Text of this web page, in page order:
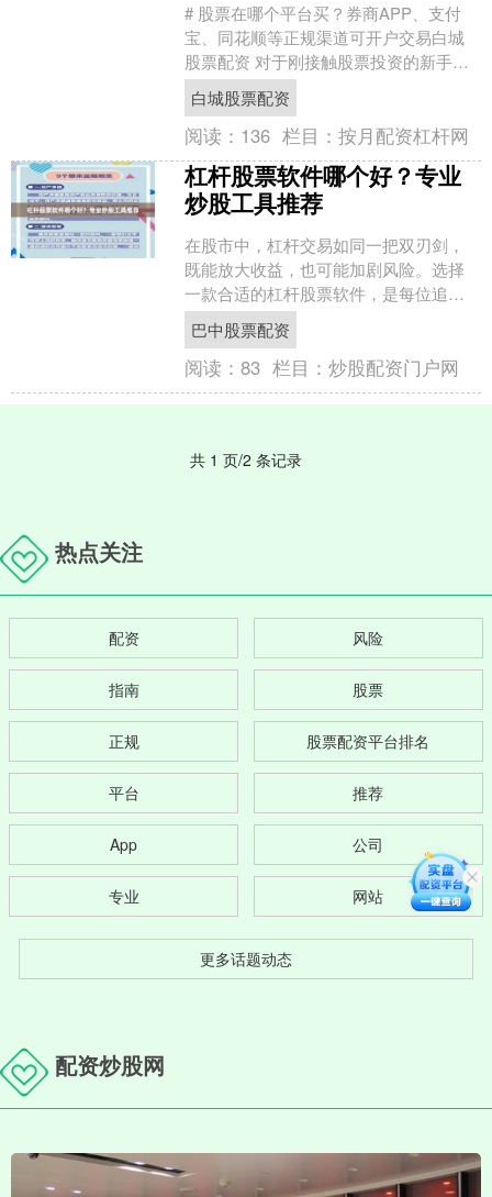
# 股票在哪个平台买？券商APP、支付
宝、同花顺等正规渠道可开户交易白城
股票配资 对于刚接触股票投资的新手来
说，第一个困惑往往是“**股票在哪个平
台买**”。实....
白城股票配资
阅读： 136 栏目：按月配资杠杆网
杠杆股票软件哪个好？专业
炒股工具推荐
在股市中，杠杆交易如同一把双刃剑，
既能放大收益，也可能加剧风险。选择
一款合适的杠杆股票软件，是每位追求
高效投资的专业股民必须面对的课题。
面对市场上琳琅满目的工具....
巴中股票配资
阅读：83 栏目：炒股配资门户网
共 1 页/2 条记录
热点关注
配资 风险
指南 股票
正规 股票配资平台排名
平台 推荐
App 公司
专业 网站
更多话题动态
配资炒股网